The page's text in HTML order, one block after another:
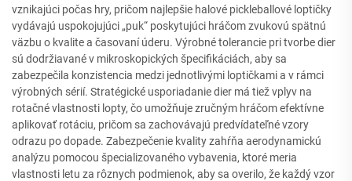
vznikajúci počas hry, pričom najlepšie halové pickleballové loptičky
vydávajú uspokojujúci „puk“ poskytujúci hráčom zvukovú spätnú
väzbu o kvalite a časovaní úderu. Výrobné tolerancie pri tvorbe dier
sú dodržiavané v mikroskopických špecifikáciách, aby sa
zabezpečila konzistencia medzi jednotlivými loptičkami a v rámci
výrobných sérií. Stratégické usporiadanie dier má tiež vplyv na
rotačné vlastnosti lopty, čo umožňuje zručným hráčom efektívne
aplikovať rotáciu, pričom sa zachovávajú predvídateľné vzory
odrazu po dopade. Zabezpečenie kvality zahŕňa aerodynamickú
analýzu pomocou špecializovaného vybavenia, ktoré meria
vlastnosti letu za rôznych podmienok, aby sa overilo, že každý vzor